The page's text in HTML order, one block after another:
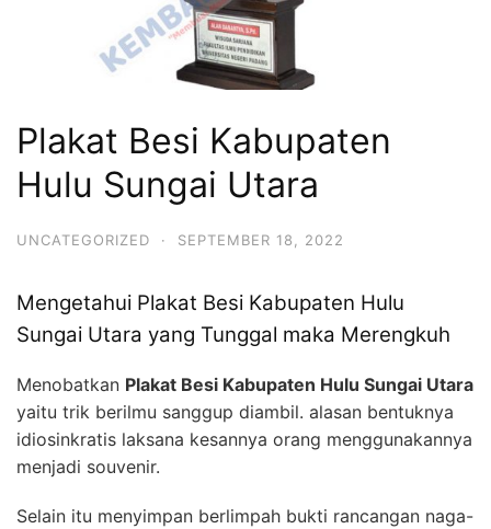
Plakat Besi Kabupaten
Hulu Sungai Utara
UNCATEGORIZED · SEPTEMBER 18, 2022
Mengetahui Plakat Besi Kabupaten Hulu
Sungai Utara yang Tunggal maka Merengkuh
Menobatkan Plakat Besi Kabupaten Hulu Sungai Utara
yaitu trik berilmu sanggup diambil. alasan bentuknya
idiosinkratis laksana kesannya orang menggunakannya
menjadi souvenir.
Selain itu menyimpan berlimpah bukti rancangan naga-